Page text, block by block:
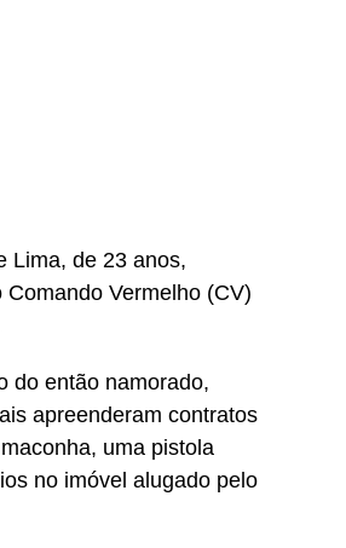
Lima, de 23 anos,
Vermelho (CV)
do então namorado,
apreenderam contratos
uma pistola
no imóvel alugado pelo